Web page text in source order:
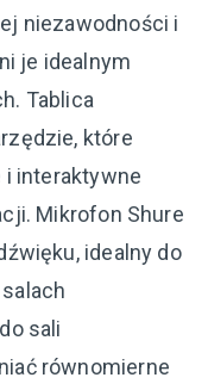
niezawodności i
je idealnym
Tablica
które
i interaktywne
Mikrofon Shure
idealny do
sali
równomierne